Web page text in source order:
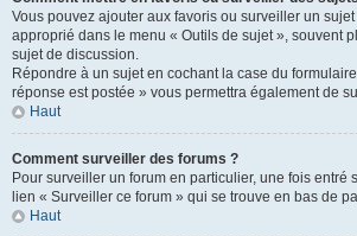
Vous pouvez ajouter aux favoris ou surveiller un
approprié dans le menu « Outils de sujet », souvent
sujet de discussion.
Répondre à un sujet en cochant la case du formulaire
réponse est postée » vous permettra également de
Haut
Comment surveiller des forums ?
Pour surveiller un forum en particulier, une fois entré
lien « Surveiller ce forum » qui se trouve en bas de
Haut